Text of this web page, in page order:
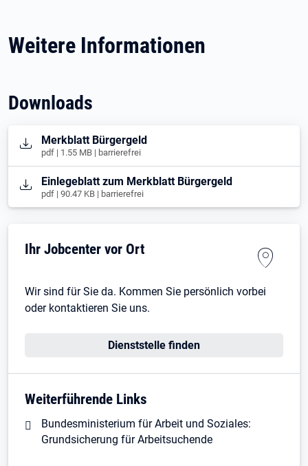
Weitere Informationen
Downloads
Öffnet in neuem Tab
Merkblatt Bürgergeld
pdf | 1.55 MB | barrierefrei
Öffnet in neuem Tab
Einlegeblatt zum Merkblatt Bürgergeld
pdf | 90.47 KB | barrierefrei
Ihr Jobcenter vor Ort
Wir sind für Sie da. Kommen Sie persönlich vorbei
oder kontaktieren Sie uns.
Dienststelle finden
Weiterführende Links
Bundesministerium für Arbeit und Soziales:
Grundsicherung für Arbeitsuchende